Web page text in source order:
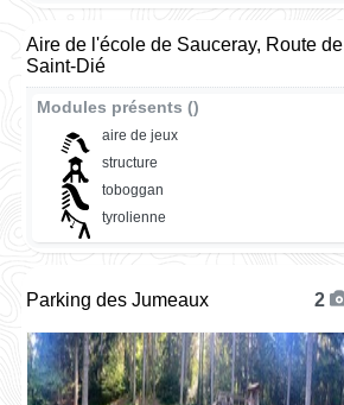
Aire de l'école de Sauceray, Route de
Saint-Dié
Modules présents ()
aire de jeux
structure
toboggan
tyrolienne
Parking des Jumeaux 2